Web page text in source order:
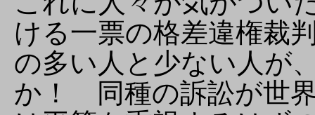
ける一票の格差違権裁
の多い人と少ない人が
か！ 同種の訴訟が世